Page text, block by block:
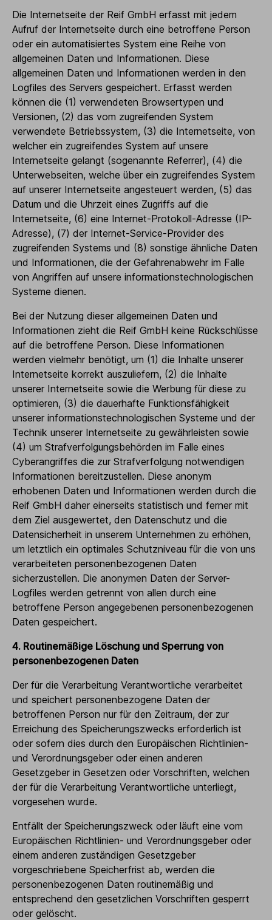
Die Internetseite der Reif GmbH erfasst mit jedem
Aufruf der Internetseite durch eine betroffene Person
oder ein automatisiertes System eine Reihe von
allgemeinen Daten und Informationen. Diese
allgemeinen Daten und Informationen werden in den
Logfiles des Servers gespeichert. Erfasst werden
können die (1) verwendeten Browsertypen und
Versionen, (2) das vom zugreifenden System
verwendete Betriebssystem, (3) die Internetseite, von
welcher ein zugreifendes System auf unsere
Internetseite gelangt (sogenannte Referrer), (4) die
Unterwebseiten, welche über ein zugreifendes System
auf unserer Internetseite angesteuert werden, (5) das
Datum und die Uhrzeit eines Zugriffs auf die
Internetseite, (6) eine Internet-Protokoll-Adresse (IP-
Adresse), (7) der Internet-Service-Provider des
zugreifenden Systems und (8) sonstige ähnliche Daten
und Informationen, die der Gefahrenabwehr im Falle
von Angriffen auf unsere informationstechnologischen
Systeme dienen.
Bei der Nutzung dieser allgemeinen Daten und
Informationen zieht die Reif GmbH keine Rückschlüsse
auf die betroffene Person. Diese Informationen
werden vielmehr benötigt, um (1) die Inhalte unserer
Internetseite korrekt auszuliefern, (2) die Inhalte
unserer Internetseite sowie die Werbung für diese zu
optimieren, (3) die dauerhafte Funktionsfähigkeit
unserer informationstechnologischen Systeme und der
Technik unserer Internetseite zu gewährleisten sowie
(4) um Strafverfolgungsbehörden im Falle eines
Cyberangriffes die zur Strafverfolgung notwendigen
Informationen bereitzustellen. Diese anonym
erhobenen Daten und Informationen werden durch die
Reif GmbH daher einerseits statistisch und ferner mit
dem Ziel ausgewertet, den Datenschutz und die
Datensicherheit in unserem Unternehmen zu erhöhen,
um letztlich ein optimales Schutzniveau für die von uns
verarbeiteten personenbezogenen Daten
sicherzustellen. Die anonymen Daten der Server-
Logfiles werden getrennt von allen durch eine
betroffene Person angegebenen personenbezogenen
Daten gespeichert.
4. Routinemäßige Löschung und Sperrung von
personenbezogenen Daten
Der für die Verarbeitung Verantwortliche verarbeitet
und speichert personenbezogene Daten der
betroffenen Person nur für den Zeitraum, der zur
Erreichung des Speicherungszwecks erforderlich ist
oder sofern dies durch den Europäischen Richtlinien-
und Verordnungsgeber oder einen anderen
Gesetzgeber in Gesetzen oder Vorschriften, welchen
der für die Verarbeitung Verantwortliche unterliegt,
vorgesehen wurde.
Entfällt der Speicherungszweck oder läuft eine vom
Europäischen Richtlinien- und Verordnungsgeber oder
einem anderen zuständigen Gesetzgeber
vorgeschriebene Speicherfrist ab, werden die
personenbezogenen Daten routinemäßig und
entsprechend den gesetzlichen Vorschriften gesperrt
oder gelöscht.